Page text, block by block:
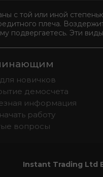
с той или иной
плеча.
подвергаетесь. Эти
новичков
демосчета
информация
работу
вопросы
Instant Trading Ltd